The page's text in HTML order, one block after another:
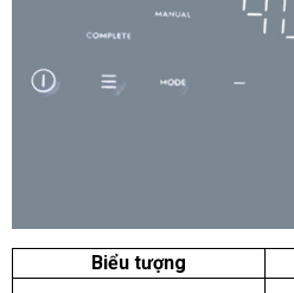
Biểu tượng